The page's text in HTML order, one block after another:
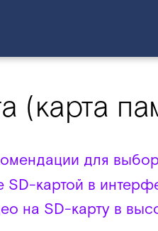
(карта
для
SD-картой в
на SD-карту в